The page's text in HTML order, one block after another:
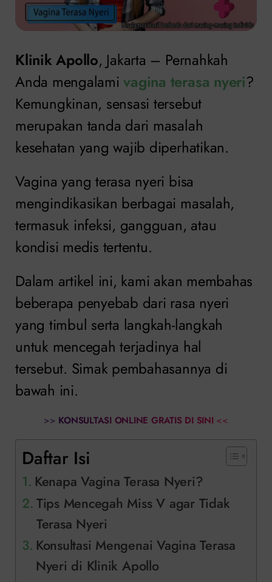
Klinik Apollo, Jakarta – Pernahkah
Anda mengalamivagina terasa nyeri?
Kemungkinan, sensasi tersebut
merupakan tanda dari masalah
kesehatan yang wajib diperhatikan.
Vagina yang terasa nyeri bisa
mengindikasikan berbagai masalah,
termasuk infeksi, gangguan, atau
kondisi medis tertentu.
Dalam artikel ini, kami akan membahas
beberapa penyebab dari rasa nyeri
yang timbul serta langkah-langkah
untuk mencegah terjadinya hal
tersebut. Simak pembahasannya di
bawah ini.
>> KONSULTASI ONLINE GRATIS DI SINI <<
Daftar Isi
Kenapa Vagina Terasa Nyeri?
Tips Mencegah Miss V agar Tidak
Terasa Nyeri
Konsultasi Mengenai Vagina Terasa
Nyeri di Klinik Apollo